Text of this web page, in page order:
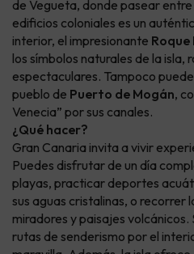
de Vegueta, donde pasear
edificios coloniales es un
interior, el impresionante Roque
los símbolos naturales de la isla,
espectaculares. Tampoco
pueblo de Puerto de Mogán,
Venecia” por sus canales.
¿Qué hacer?
Gran Canaria invita a vivir
Puedes disfrutar de un día
playas, practicar deportes
sus aguas cristalinas, o recorrer
miradores y paisajes
rutas de senderismo por el